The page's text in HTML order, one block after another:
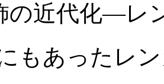
の近代化―レ
もあったレ